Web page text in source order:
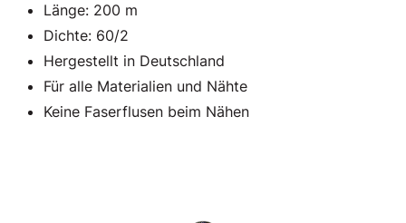
Länge: 200 m
Dichte: 60/2
Hergestellt in Deutschland
Für alle Materialien und Nähte
Keine Faserflusen beim Nähen